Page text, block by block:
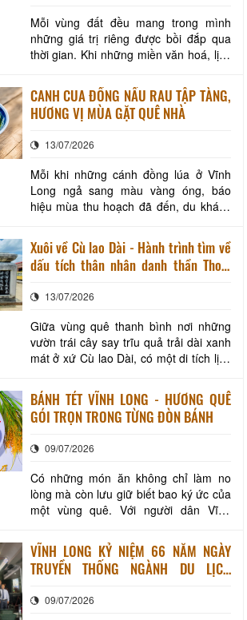
Mỗi vùng đất đều mang trong mình
những giá trị riêng được bồi đắp qua
thời gian. Khi những miền văn hoá, lịch
một không gian phát triển mới, đó
không chỉ là việc thay đổi về địa giới
hành chính mà còn mở ra một cơ hội
lan toả
CANH CUA ĐỒNG NẤU RAU TẬP TÀNG,
HƯƠNG VỊ MÙA GẶT QUÊ NHÀ
13/07/2026
Mỗi khi những cánh đồng lúa ở Vĩnh
Long ngả sang màu vàng óng, báo
hiệu mùa thu hoạch đã đến, du khách
chứa đựng biết bao hương vị của quê
hương, đó là canh cua đồng nấu rau
tập tàng. Không phải là món ăn cầu kỳ
hợp giữa nhữn
Xuôi về Cù lao Dài - Hành trình tìm về
dấu tích thân nhân danh thần Thoại
13/07/2026
Giữa vùng quê thanh bình nơi những
vườn trái cây say trĩu quả trải dài xanh
mát ở xứ Cù lao Dài, có một di tích lịch
đặc biệt trong chuyến hành trình tìm về
văn hoá Nam Bộ xưa, đó là khu mộ
thân mẫu bà Nguyễn Thị Tuyết và nhạc
BÁNH TÉT VĨNH LONG - HƯƠNG QUÊ
GÓI TRỌN TRONG TỪNG ĐÒN BÁNH
09/07/2026
Có những món ăn không chỉ làm no
lòng mà còn lưu giữ biết bao ký ức của
một vùng quê. Với người dân Vĩnh
thương mỗi khi Tết đến xuân về hay
trong những dịp sum họp gia đình. Đặc
biệt, bánh tét Trà Cuôn với hương vị
quà quê được
VĨNH LONG KỶ NIỆM 66 NĂM NGÀY
TRUYỀN THỐNG NGÀNH DU LỊCH
09/07/2026